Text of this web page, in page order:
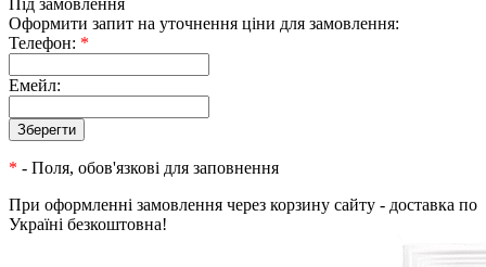
Оформити запит на уточнення ціни для замовлення:
Телефон: *
Емейл:
* - Поля, обов'язкові для заповнення
При оформленні замовлення через корзину сайту - доставка по
Україні безкоштовна!